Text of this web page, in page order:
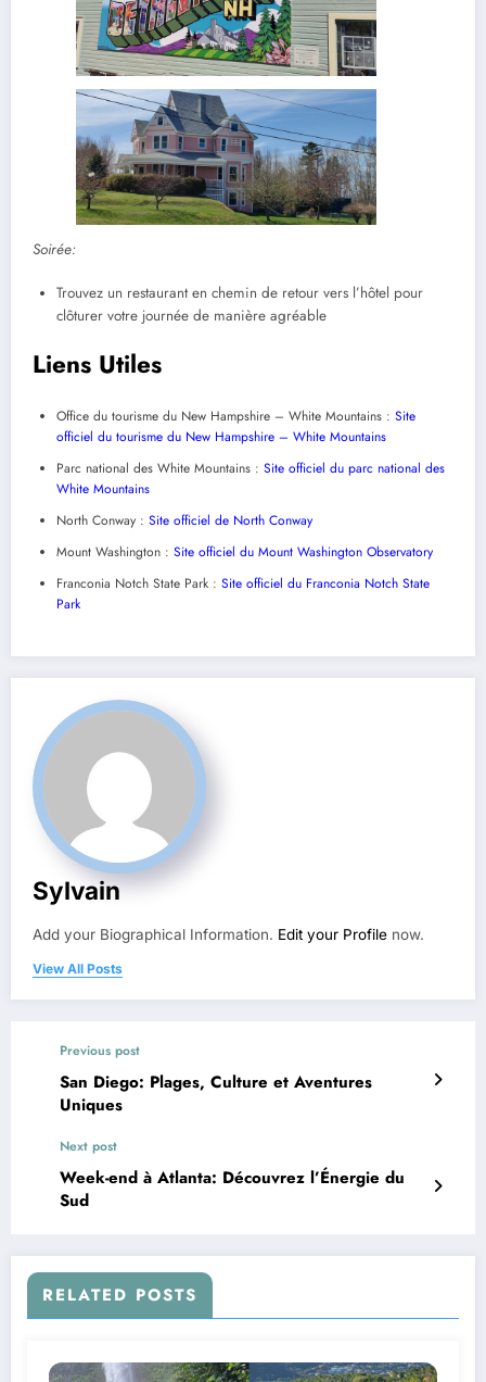
Soirée:
Trouvez un restaurant en chemin de retour vers l’hôtel pour
clôturer votre journée de manière agréable
Liens Utiles
Office du tourisme du New Hampshire – White Mountains : Site
officiel du tourisme du New Hampshire – White Mountains
Parc national des White Mountains : Site officiel du parc national des
White Mountains
North Conway : Site officiel de North Conway
Mount Washington : Site officiel du Mount Washington Observatory
Franconia Notch State Park : Site officiel du Franconia Notch State
Park
Sylvain
Add your Biographical Information. Edit your Profile now.
View All Posts
Previous post
San Diego: Plages, Culture et Aventures
Uniques
Next post
Week-end à Atlanta: Découvrez l’Énergie du
Sud
RELATED POSTS